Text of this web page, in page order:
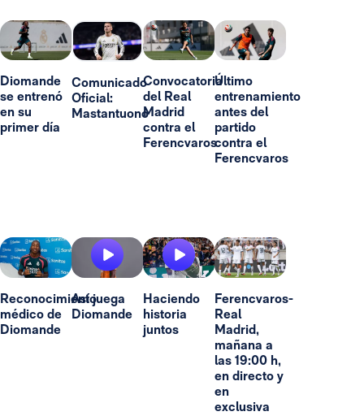
Diomande
se entrenó
en su
primer día
Comunicado
Oficial:
Mastantuono
Convocatoria
del Real
Madrid
contra el
Ferencvaros
Último
entrenamiento
antes del
partido
contra el
Ferencvaros
Reconocimiento
médico de
Diomande
Así juega
Diomande
Haciendo
historia
juntos
Ferencvaros-
Real
Madrid,
mañana a
las 19:00 h,
en directo y
en
exclusiva